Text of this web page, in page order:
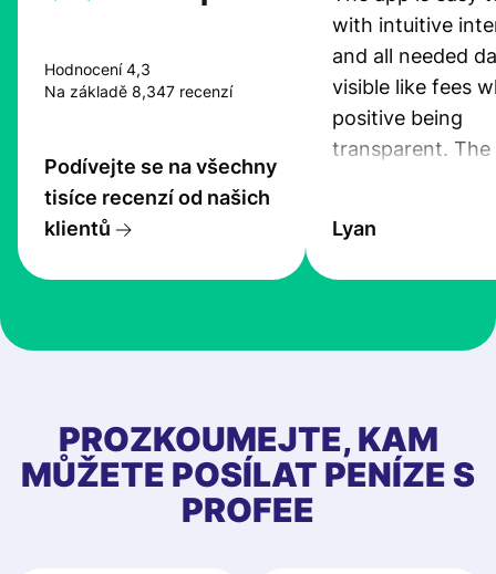
Hodnocení 4,3
Na základě 8,347 recenzí
Podívejte se na všechny
tisíce recenzí od našich
klientů
with intuitive
and all needed
visible like fees
positive being
transparent. The
the exchange
at Profee is very
first started
app, and they
quick to provide
Lyan
PROZKOUMEJTE, KAM
MŮŽETE POSÍLAT PENÍZE S
PROFEE